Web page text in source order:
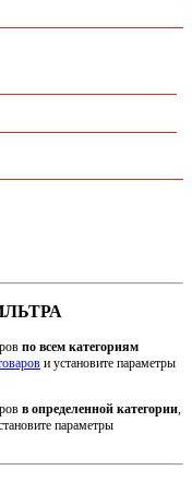
по всем категориям
и установите параметры
в определенной категории,
параметры